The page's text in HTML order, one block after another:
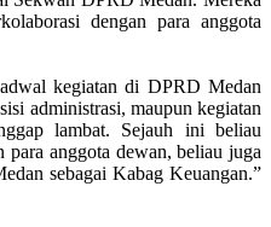
dengan para anggota
kegiatan di DPRD Medan
administrasi, maupun kegiatan
lambat. Sejauh ini beliau
para anggota dewan, beliau juga
sebagai Kabag Keuangan.”